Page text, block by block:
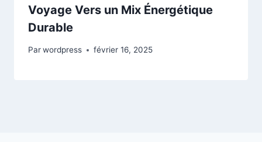
Voyage Vers un Mix Énergétique
Durable
Parwordpress février 16, 2025